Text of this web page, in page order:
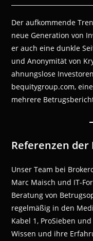
Der aufkommende
neue Generation von
er auch eine dunkle
und Anonymität von
ahnungslose
bequitygroup.com,
mehrere
Referenzen der
Unser Team bei
Marc Maisch und IT-
Beratung von
regelmäßig in den
Kabel 1, ProSieben
Wissen und ihre